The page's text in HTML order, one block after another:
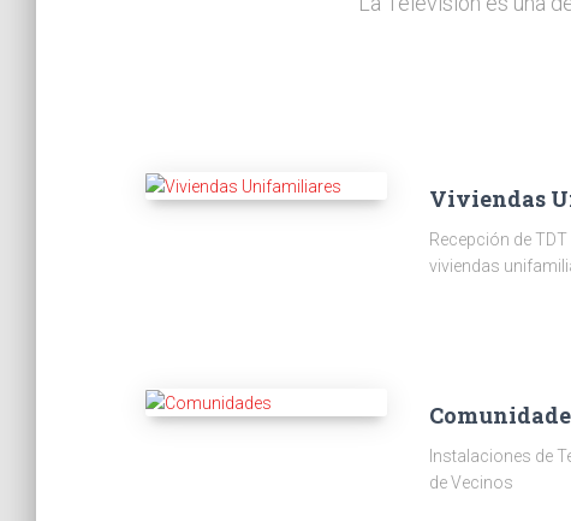
Viviendas
Recepción de
viviendas
Instalaciones de
de Vecinos